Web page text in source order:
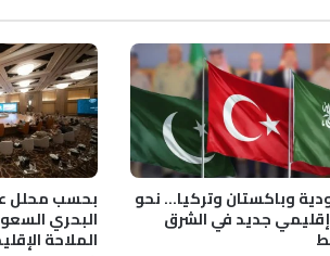
وباكستان وتركيا… نحو
إقليمي جديد في الشرق
بحسب محلل
البحري
الملاحة